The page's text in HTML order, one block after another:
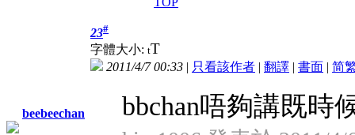
beebeechan
23#
字體大小: tT
2011/4/7 00:33 | 只看該作者 | 翻譯 | 書面 | 简
bbchan唔夠講既時